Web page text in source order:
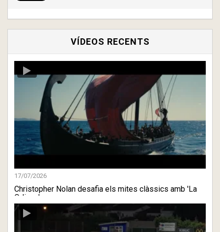
VÍDEOS RECENTS
17/07/2026
Christopher Nolan desafia els mites clàssics amb 'La
Odisea'